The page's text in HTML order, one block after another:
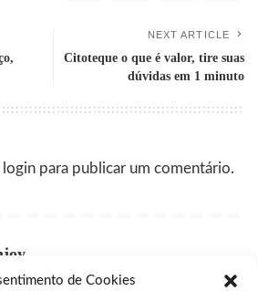
de Cookies
NEXT ARTICLE
Citoteque o que é valor, tire suas
dúvidas em 1 minuto
login para publicar um comentário.